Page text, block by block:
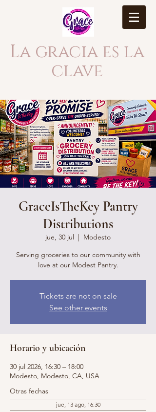
La gracia es la
clave
GraceIsTheKey Pantry
Distributions
jue, 30 jul
  |
Modesto
Serving groceries to our community with
love at our Modest Pantry.
Tickets are not on sale
See other events
Horario y ubicación
30 jul 2026, 16:30 – 18:00
Modesto, Modesto, CA, USA
Otras fechas
jue, 13 ago, 16:30